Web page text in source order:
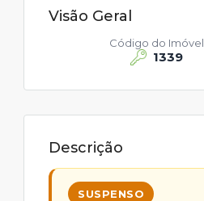
Visão Geral
1339
Código do Imóvel
Descrição
SUSPENSO